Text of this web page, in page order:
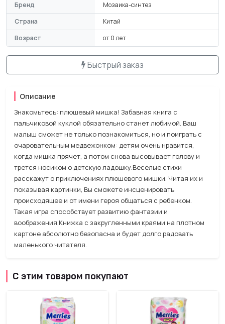
Бренд
Мозаика-синтез
Страна
Китай
Возраст
от 0 лет
Быстрый заказ
Описание
Знакомьтесь: плюшевый мишка! Забавная книга с
пальчиковой куклой обязательно станет любимой. Ваш
малыш сможет не только познакомиться, но и поиграть с
очаровательным медвежонком: детям очень нравится,
когда мишка прячет, а потом снова высовывает голову и
трется носиком о детскую ладошку.Веселые стихи
расскажут о приключениях плюшевого мишки. Читая их и
показывая картинки, Вы сможете инсценировать
происходящее и от имени героя общаться с ребенком.
Такая игра способствует развитию фантазии и
воображения.Книжка с закругленными краями на плотном
картоне абсолютно безопасна и будет долго радовать
маленького читателя.
С этим товаром покупают